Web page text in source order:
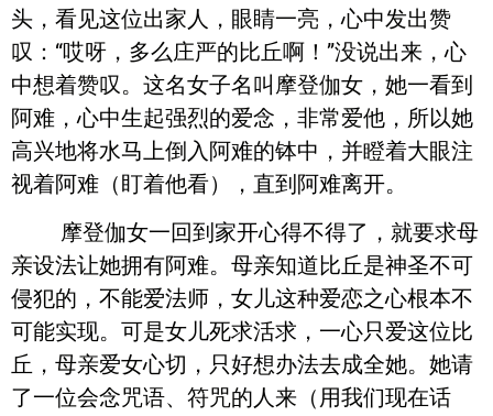
头，看见这位出家人，眼睛一亮，心中发出赞
叹：“哎呀，多么庄严的比丘啊！”没说出来，心
中想着赞叹。这名女子名叫摩登伽女，她一看到
阿难，心中生起强烈的爱念，非常爱他，所以她
高兴地将水马上倒入阿难的钵中，并瞪着大眼注
视着阿难（盯着他看），直到阿难离开。
摩登伽女一回到家开心得不得了，就要求母
亲设法让她拥有阿难。母亲知道比丘是神圣不可
侵犯的，不能爱法师，女儿这种爱恋之心根本不
可能实现。可是女儿死求活求，一心只爱这位比
丘，母亲爱女心切，只好想办法去成全她。她请
了一位会念咒语、符咒的人来（用我们现在话